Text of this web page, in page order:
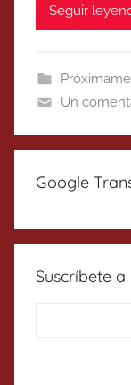
Seguir
Un
Google
Suscríbete